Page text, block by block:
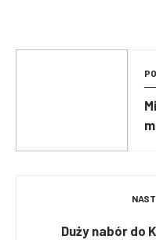
Duży nabór do